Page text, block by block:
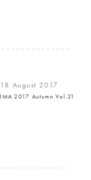
18 August 2017
IMA 2017 Autumn Vol.21